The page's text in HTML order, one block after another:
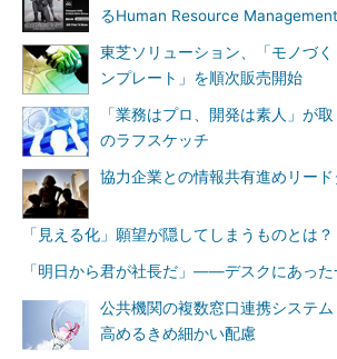
るHuman Resource Management
東芝ソリューション、「モノづ
ンプレート」を順次販売開始
「業務はプロ、開発は素人」が
のラフスケッチ
協力企業との情報共有進めリー
「見える化」願望が隠してしまうものとは？
「明日から君が社長だ」――デスクにあった
公共機関の複数窓口連携システ
高めるきめ細かい配慮